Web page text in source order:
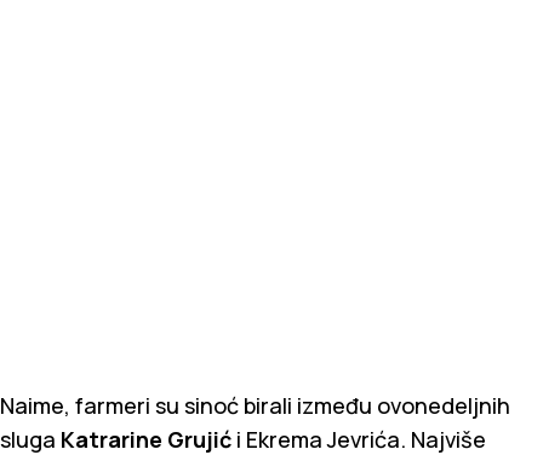
Naime, farmeri su sinoć birali između ovonedeljnih
sluga Katrarine Grujić i Ekrema Jevrića. Najviše